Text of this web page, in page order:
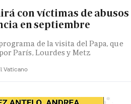
con víctimas de abusos
en septiembre
de la visita del Papa, que
París, Lourdes y Metz
Vaticano